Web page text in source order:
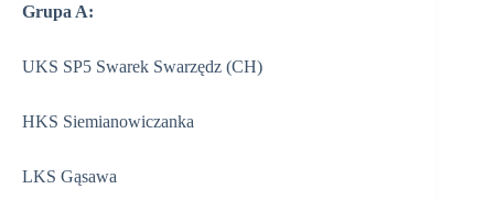
Grupa A:
UKS SP5 Swarek Swarzędz (CH)
HKS Siemianowiczanka
LKS Gąsawa